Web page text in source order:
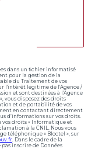
dans un fichier informatisé
pour la gestion de la
du Traitement de vos
l'intérêt légitime de l'Agence /
et sont destinées à l'Agence
vous disposez des droits
et de portabilité de vos
en contactant directement
d’informations sur vos droits.
vos droits « Informatique et
à la CNIL. Nous vous
téléphonique « Bloctel », sur
. Dans le cadre de la
inscrire de Données